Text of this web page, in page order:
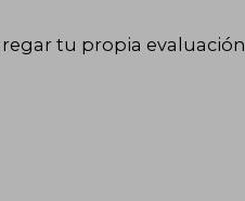
tu propia evaluación